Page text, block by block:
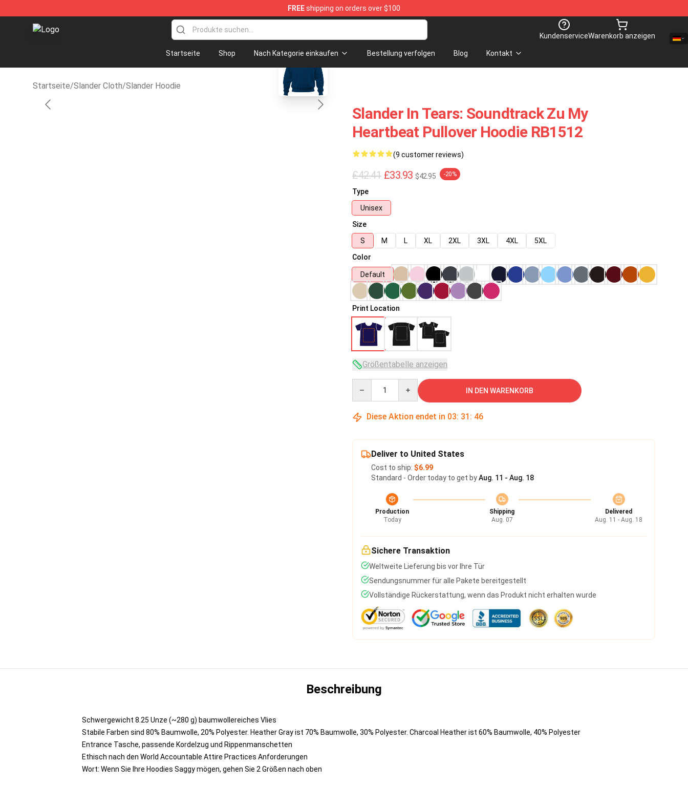
FREEshipping on orders over $100
Slander Shop - Official Slander Merchandise Store
KundenserviceWarenkorb anzeigen
Startseite Shop Nach Kategorie einkaufen Bestellung verfolgen Blog Kontakt
Startseite/Slander Cloth/Slander Hoodie
blank template
Slander In Tears: Soundtrack Zu My
Heartbeat Pullover Hoodie RB1512
(9 customer reviews)
£42.41 £33.93 $42.95 -20%
Type
Unisex
Size
S
M L XL 2XL 3XL 4XL
5XL
Color
Default
Print Location
Größentabelle anzeigen
IN DEN WARENKORB
Diese Aktion endet in 03: 31 : 45
Deliver to United States
Cost to ship: $6.99
Standard - Order today to get byAug. 11 - Aug. 18
Production
Today
Shipping
Aug. 07
Delivered
Aug. 11 - Aug. 18
Sichere Transaktion
Weltweite Lieferung bis vor Ihre Tür
Sendungsnummer für alle Pakete bereitgestellt
Vollständige Rückerstattung, wenn das Produkt nicht erhalten wurde
Beschreibung
Schwergewicht 8.25 Unze (~280 g) baumwollereiches Vlies
Stabile Farben sind 80% Baumwolle, 20% Polyester. Heather Gray ist 70% Baumwolle, 30% Polyester. Charcoal Heather ist 60% Baumwolle, 40% Polyester
Entrance Tasche, passende Kordelzug und Rippenmanschetten
Ethisch nach den World Accountable Attire Practices Anforderungen
Wort: Wenn Sie Ihre Hoodies Saggy mögen, gehen Sie 2 Größen nach oben